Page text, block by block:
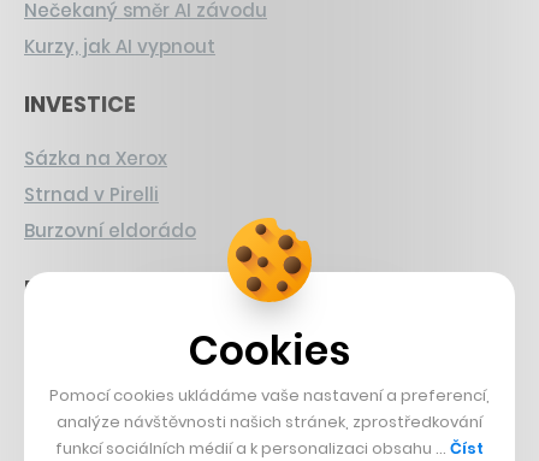
Nečekaný směr AI závodu
Kurzy, jak AI vypnout
INVESTICE
Sázka na Xerox
Strnad v Pirelli
Burzovní eldorádo
PŘÍBĚHY Z GASTRA
Boční projekt, co se zvrtnul
Dva golfisti, co pečou
Cookies
Pomocí cookies ukládáme vaše nastavení a preferencí,
analýze návštěvnosti našich stránek, zprostředkování
funkcí sociálních médií a k personalizaci obsahu … Číst